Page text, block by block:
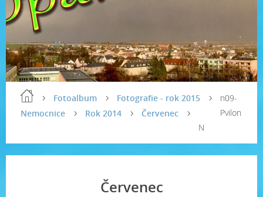
Fotoalbum
Fotografie - rok 2015
Nemocnice
Rok 2014 Červenec
n09-
Pvilon
N
Červenec